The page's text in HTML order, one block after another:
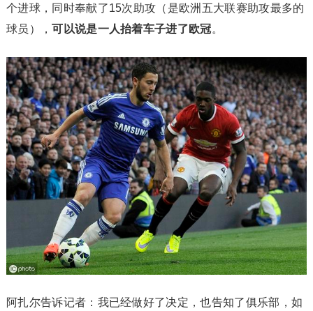
个进球，同时奉献了15次助攻（是欧洲五大联赛助攻最多的
球员），可以说是一人抬着车子进了欧冠。
阿扎尔告诉记者：我已经做好了决定，也告知了俱乐部，如